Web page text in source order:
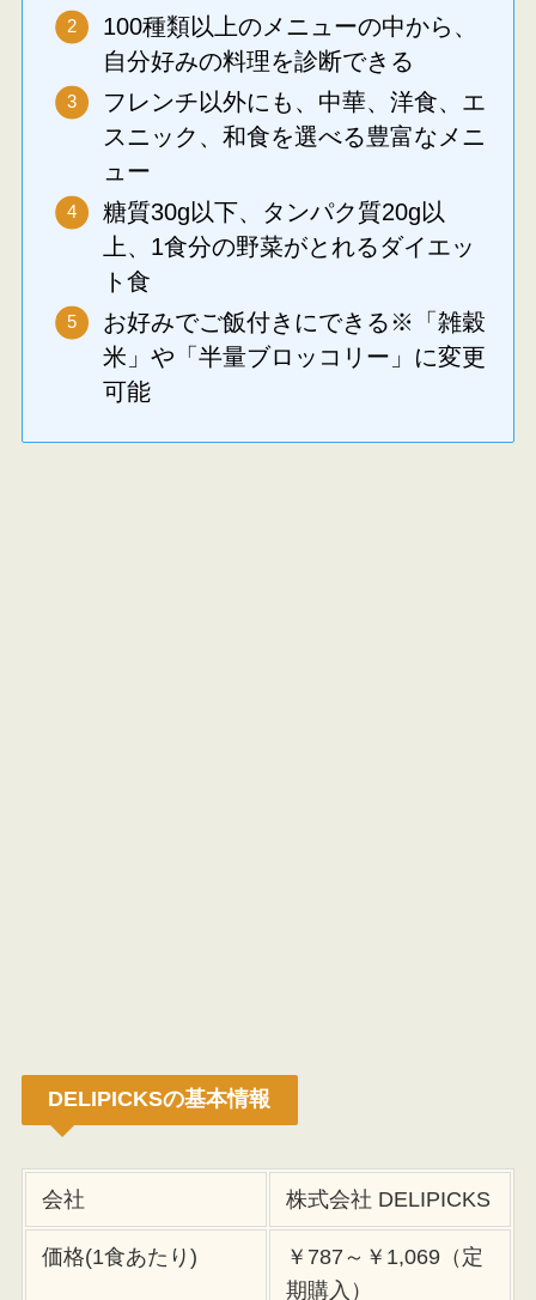
100種類以上のメニューの中から、
自分好みの料理を診断できる
フレンチ以外にも、中華、洋食、エ
スニック、和食を選べる豊富なメニ
ュー
糖質30g以下、タンパク質20g以
上、1食分の野菜がとれるダイエッ
ト食
お好みでご飯付きにできる※「雑穀
米」や「半量ブロッコリー」に変更
可能
DELIPICKSの基本情報
会社 株式会社 DELIPICKS
価格(1食あたり)
￥787～￥1,069（定
期購入）